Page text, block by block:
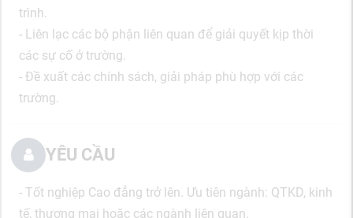
trình.
- Liên lạc các bộ phận liên quan để giải quyết kịp thời
các sự cố ở trường.
- Đề xuất các chính sách, giải pháp phù hợp với các
trường.
YÊU CẦU
- Tốt nghiệp Cao đẳng trở lên. Ưu tiên ngành: QTKD, kinh
tế, thương mại hoặc các ngành liên quan.